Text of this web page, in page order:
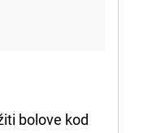
bolove kod